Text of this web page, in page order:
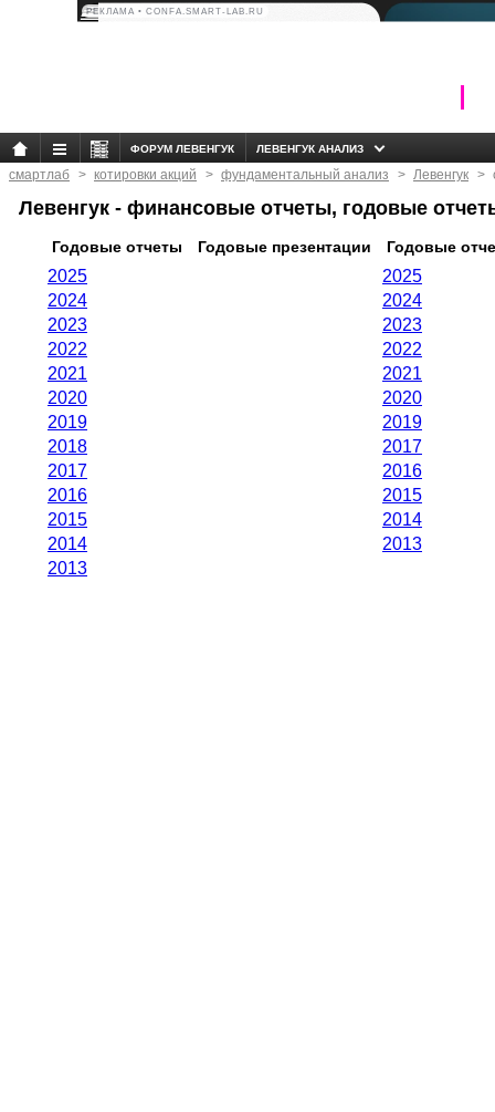
РЕКЛАМА • CONFA.SMART-LAB.RU
ФОРУМ ЛЕВЕНГУК ЛЕВЕНГУК АНАЛИЗ
смартлаб котировки акций фундаментальный анализ Левенгук
Левенгук - финансовые отчеты, годовые
Годовые отчеты
2025
2024
2023
2022
2021
2020
2019
2018
2017
2016
2015
2014
2013
Годовые презентации Годовые
2025
2024
2023
2022
2021
2020
2019
2017
2016
2015
2014
2013